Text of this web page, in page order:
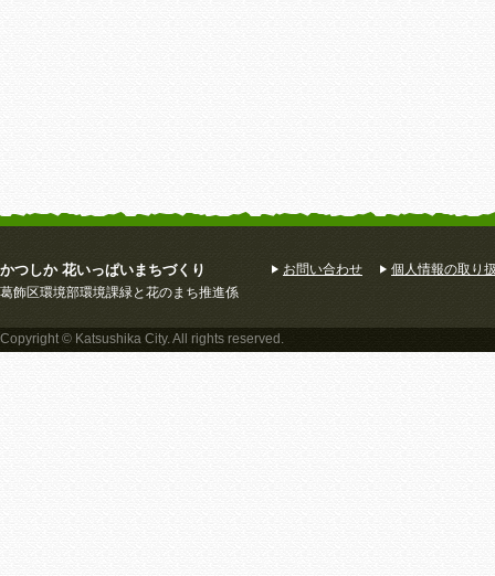
かつしか 花いっぱいまちづくり
葛飾区環境部環境課緑と花のまち推進係
お問い合わせ 個人情報の取り
Copyright © Katsushika City. All rights reserved.